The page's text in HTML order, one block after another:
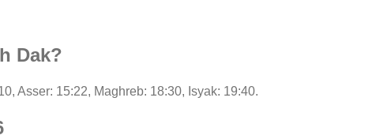
Dak?
Asser: 15:22, Maghreb: 18:30, Isyak: 19:40.